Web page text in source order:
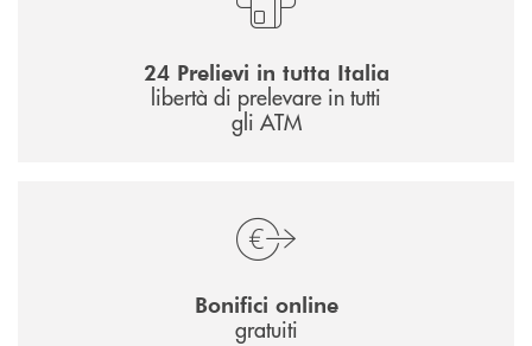
24 Prelievi in tutta Italia
libertà di prelevare in tutti
gli ATM
Bonifici online
gratuiti